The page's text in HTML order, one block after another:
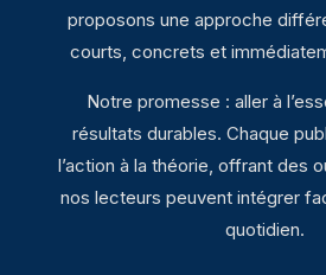
proposons une approche
courts, concrets et
Notre promesse : aller à
résultats durables. Chaque
l’action à la théorie, offrant des
nos lecteurs peuvent intégrer
quotidien.